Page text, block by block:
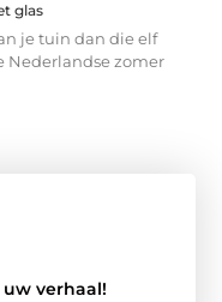
glas
je tuin dan die elf
Nederlandse zomer
verhaal!